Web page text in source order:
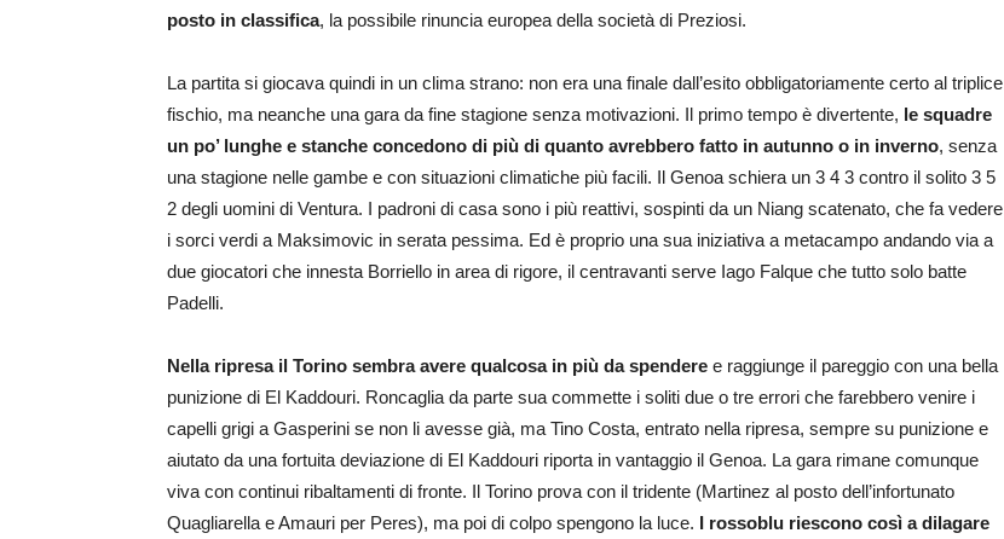
posto in classifica, la possibile rinuncia europea della società di Preziosi.
La partita si giocava quindi in un clima strano: non era una finale dall’esito obbligatoriamente certo al triplice
fischio, ma neanche una gara da fine stagione senza motivazioni. Il primo tempo è divertente, le squadre
un po’ lunghe e stanche concedono di più di quanto avrebbero fatto in autunno o in inverno, senza
una stagione nelle gambe e con situazioni climatiche più facili. Il Genoa schiera un 3 4 3 contro il solito 3 5
2 degli uomini di Ventura. I padroni di casa sono i più reattivi, sospinti da un Niang scatenato, che fa vedere
i sorci verdi a Maksimovic in serata pessima. Ed è proprio una sua iniziativa a metacampo andando via a
due giocatori che innesta Borriello in area di rigore, il centravanti serve Iago Falque che tutto solo batte
Padelli.
Nella ripresa il Torino sembra avere qualcosa in più da spendere e raggiunge il pareggio con una bella
punizione di El Kaddouri. Roncaglia da parte sua commette i soliti due o tre errori che farebbero venire i
capelli grigi a Gasperini se non li avesse già, ma Tino Costa, entrato nella ripresa, sempre su punizione e
aiutato da una fortuita deviazione di El Kaddouri riporta in vantaggio il Genoa. La gara rimane comunque
viva con continui ribaltamenti di fronte. Il Torino prova con il tridente (Martinez al posto dell’infortunato
Quagliarella e Amauri per Peres), ma poi di colpo spengono la luce. I rossoblu riescono così a dilagare